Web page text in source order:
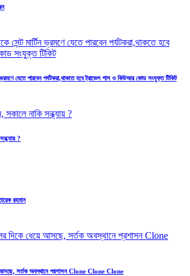
ভ্রমণে যেতে পারবেন পর্যটকরা,থাকতে হবে ট্রাভেল পাস ও কিউআর কোড সংযুক্ত টিকিট
?
রহমান
আসছে, সর্তক অবস্থানে প্রশাসন Clone Clone Clone